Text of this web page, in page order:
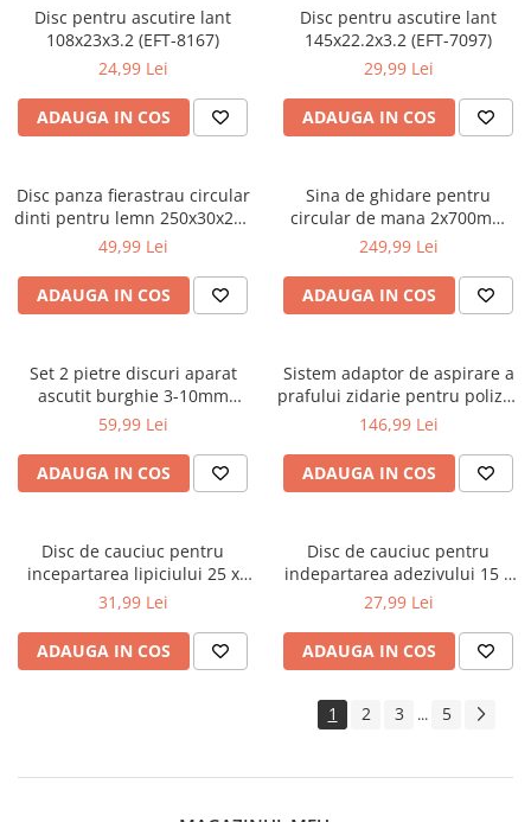
Scule Atelier Auto
Accesorii / consumabile atelier
auto
Ambreiaj
vulcanizare
Aparat sablat curatat
Chei
Chei auto speciale
Chei combinate/inelare/cu clichet
Chei tubulare
Dinamometrice
Filtre ulei
Truse scule
Clesti auto
Cricuri
Disc pentru ascutire lant
108x23x3.2 (EFT-8167)
24,99 Lei
ADAUGA IN COS
Disc pentru ascutire lant
145x22.2x3.2 (EFT-7097)
29,99 Lei
ADAUGA IN COS
Disc panza fierastrau circular
dinti pentru lemn 250x30x24T
(MP0250)
49,99 Lei
ADAUGA IN COS
Sina de ghidare pentru
circular de mana 2x700mm
(KD10196)
249,99 Lei
ADAUGA IN COS
Set 2 pietre discuri aparat
ascutit burghie 3-10mm
58mm 8-16mm 70mm
59,99 Lei
ADAUGA IN COS
Sistem adaptor de aspirare a
prafului zidarie pentru polizor
unghiular (KD1978)
146,99 Lei
ADAUGA IN COS
Disc de cauciuc pentru
incepartarea lipiciului 25 x
100 mm (KD5903)
31,99 Lei
ADAUGA IN COS
Disc de cauciuc pentru
indepartarea adezivului 15 x
88 x 8 mm (KD5902)
27,99 Lei
ADAUGA IN COS
1 2 3 ... 5